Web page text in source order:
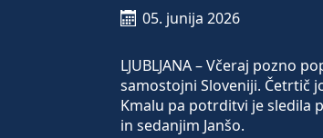
05. junija 2026
LJUBLJANA – Včeraj pozno
samostojni Sloveniji. Četrtič
Kmalu pa potrditvi je sledila
in sedanjim Janšo.